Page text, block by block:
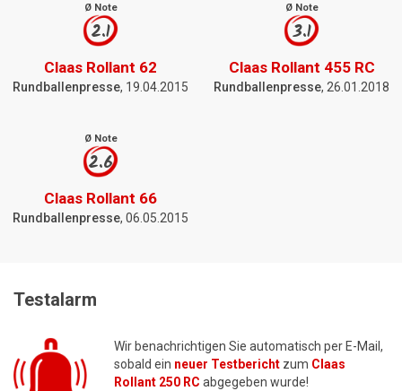
Ø Note
2.1
Claas Rollant 62
Rundballenpresse, 19.04.2015
Ø Note
3.1
Claas Rollant 455 RC
Rundballenpresse, 26.01.2018
Ø Note
2.6
Claas Rollant 66
Rundballenpresse, 06.05.2015
Testalarm
Wir benachrichtigen Sie automatisch per E-Mail,
sobald ein neuer Testbericht zum Claas
Rollant 250 RC abgegeben wurde!